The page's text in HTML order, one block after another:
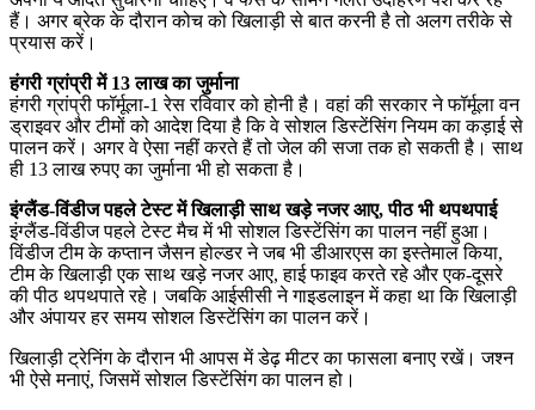
हैं। अगर ब्रेक के दौरान कोच को खिलाड़ी से बात करनी है तो अलग तरीके से
प्रयास करें।
हंगरी ग्रांप्री में 13 लाख का जुर्माना
हंगरी ग्रांप्री फॉर्मूला-1 रेस रविवार को होनी है। वहां की सरकार ने फॉर्मूला वन
ड्राइवर और टीमों को आदेश दिया है कि वे सोशल डिस्टेंसिंग नियम का कड़ाई से
पालन करें। अगर वे ऐसा नहीं करते हैं तो जेल की सजा तक हो सकती है। साथ
ही 13 लाख रुपए का जुर्माना भी हो सकता है।
इंग्लैंड-विंडीज पहले टेस्ट में खिलाड़ी साथ खड़े नजर आए, पीठ भी थपथपाई
इंग्लैंड-विंडीज पहले टेस्ट मैच में भी सोशल डिस्टेंसिंग का पालन नहीं हुआ।
विंडीज टीम के कप्तान जैसन होल्डर ने जब भी डीआरएस का इस्तेमाल किया,
टीम के खिलाड़ी एक साथ खड़े नजर आए, हाई फाइव करते रहे और एक-दूसरे
की पीठ थपथपाते रहे। जबकि आईसीसी ने गाइडलाइन में कहा था कि खिलाड़ी
और अंपायर हर समय सोशल डिस्टेंसिंग का पालन करें।
खिलाड़ी ट्रेनिंग के दौरान भी आपस में डेढ़ मीटर का फासला बनाए रखें। जश्न
भी ऐसे मनाएं, जिसमें सोशल डिस्टेंसिंग का पालन हो।